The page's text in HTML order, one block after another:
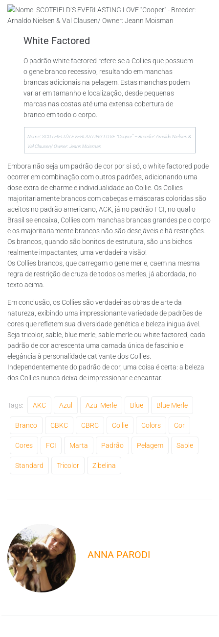
White Factored
O padrão white factored refere-se a Collies que possuem
o gene branco recessivo, resultando em manchas
brancas adicionais na pelagem. Estas manchas podem
variar em tamanho e localização, desde pequenas
marcas nas costas até uma extensa cobertura de
branco em todo o corpo.
Nome: SCOTFIELD’S EVERLASTING LOVE “Cooper” – Breeder: Arnaldo Nielsen &
Val Clausen/ Owner: Jeann Moisman
Embora não seja um padrão de cor por si só, o white factored pode
ocorrer em combinação com outros padrões, adicionando uma
dose extra de charme e individualidade ao Collie. Os Collies
majoritariamente brancos com cabeças e máscaras coloridas são
aceitos no padrão americano, ACK, já no padrão FCI, no qual o
Brasil se encaixa, Collies com manchas brancas grandes pelo corpo
e os majoritariamente brancos não são desejáveis e há restrições.
Os brancos, quando são bonitos de estrutura, são uns bichos
realmente impactantes, uma verdadeira visão!
Os Collies brancos, que carregam o gene merle, caem na mesma
regra de restrição de cruza de todos os merles, já abordada, no
texto acima.
Em conclusão, os Collies são verdadeiras obras de arte da
natureza, exibindo uma impressionante variedade de padrões de
cores que refletem sua diversidade genética e beleza inigualável.
Seja tricolor, sable, blue merle, sable merle ou white factored, cada
padrão de cor acrescenta uma camada única de fascínio e
elegância à personalidade cativante dos Collies.
Independentemente do padrão de cor, uma coisa é certa: a beleza
dos Collies nunca deixa de impressionar e encantar.
Tags: AKC Azul Azul Merle Blue Blue Merle
Branco CBKC CBRC Collie Colors Cor
Cores FCI Marta Padrão Pelagem Sable
Standard Tricolor Zibelina
ANNA PARODI